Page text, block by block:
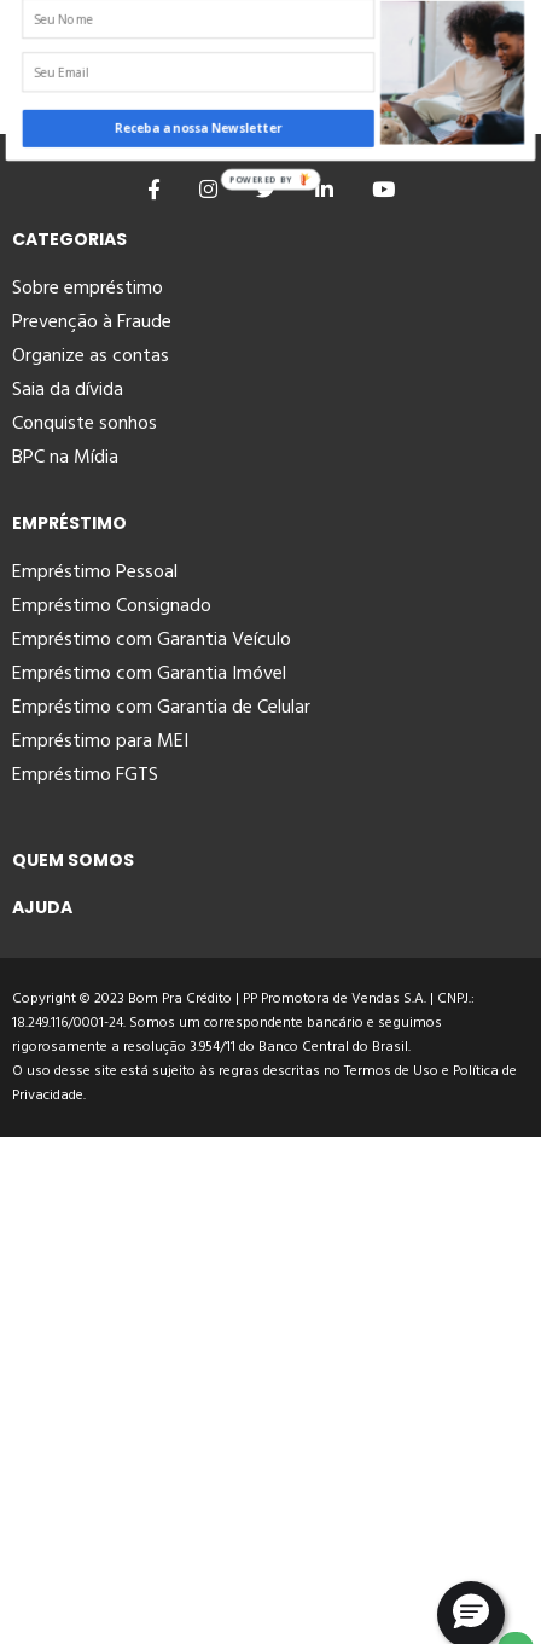
CATEGORIAS
Sobre empréstimo
Prevenção à Fraude
Organize as contas
Saia da dívida
Conquiste sonhos
BPC na Mídia
EMPRÉSTIMO
Empréstimo Pessoal
Empréstimo Consignado
Empréstimo com Garantia Veículo
Empréstimo com Garantia Imóvel
Empréstimo com Garantia de Celular
Empréstimo para MEI
Empréstimo FGTS
QUEM SOMOS
AJUDA
Copyright © 2023 Bom Pra Crédito | PP Promotora de Vendas S.A. | CNPJ.:
18.249.116/0001-24. Somos um correspondente bancário e seguimos
rigorosamente a resolução 3.954/11 do Banco Central do Brasil.
O uso desse site está sujeito às regras descritas noTermos de Uso e Política de
Privacidade.
Receba a nossa Newsletter
POWERED BY